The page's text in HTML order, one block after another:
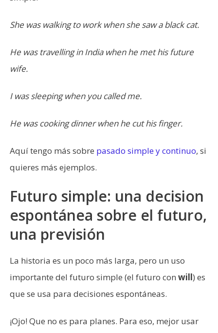
She was walking to work when she saw a black cat.
He was travelling in India when he met his future
wife.
I was sleeping when you called me.
He was cooking dinner when he cut his finger.
Aquí tengo más sobre pasado simple y continuo, si
quieres más ejemplos.
Futuro simple: una decision
espontánea sobre el futuro,
una previsión
La historia es un poco más larga, pero un uso
importante del futuro simple (el futuro con will) es
que se usa para decisiones espontáneas.
¡Ojo! Que no es para planes. Para eso, mejor usar